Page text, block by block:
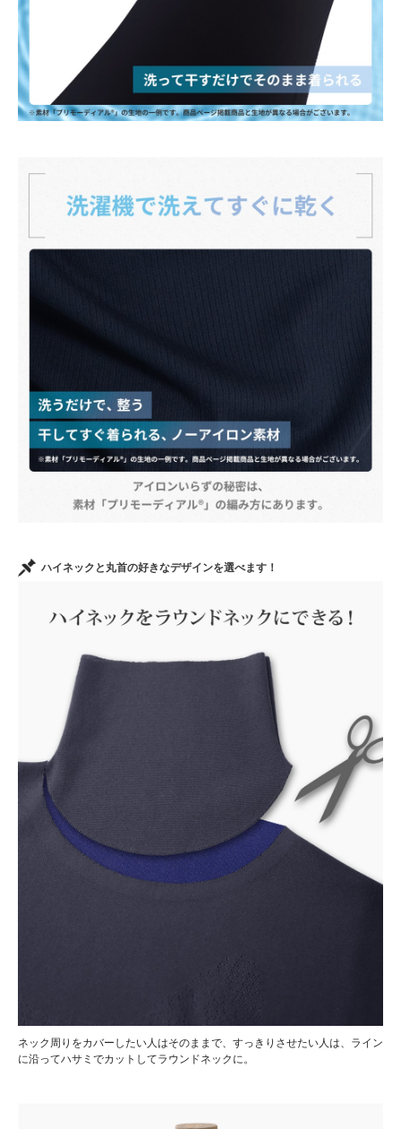
ハイネックと丸首の好きなデザインを選べます！
ネック周りをカバーしたい人はそのままで、すっきりさせたい人は、ライン
に沿ってハサミでカットしてラウンドネックに。